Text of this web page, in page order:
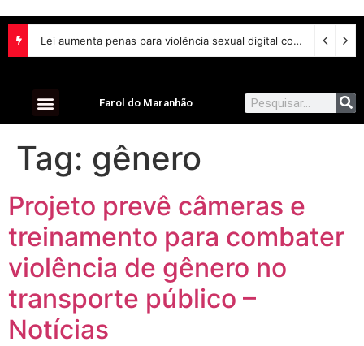
Lei aumenta penas para violência sexual digital contra crianças e adolescentes e endurece punições
Farol do Maranhão
Tag: gênero
Projeto prevê câmeras e
treinamento para combater
violência de gênero no
transporte público –
Notícias